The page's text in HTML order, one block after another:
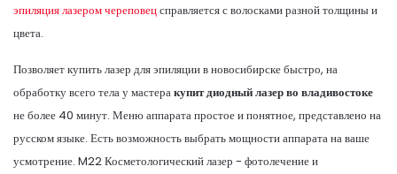
эпиляция лазером череповецсправляется с волосками разной толщины и
цвета.
Позволяет купить лазер для эпиляции в новосибирске быстро, на
обработку всего тела у мастеракупит диодный лазер во владивостоке
не более 40 минут. Меню аппарата простое и понятное, представлено на
русском языке. Есть возможность выбрать мощности аппарата на ваше
усмотрение. M22 Косметологический лазер - фотолечение и